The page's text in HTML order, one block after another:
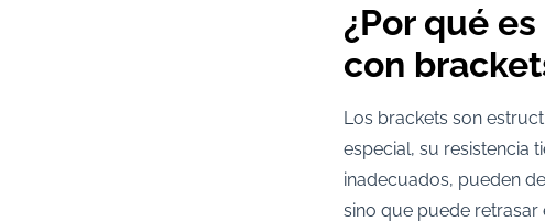
¿Por qué
con
Los brackets son
especial, su resistencia
inadecuados, pueden
sino que puede